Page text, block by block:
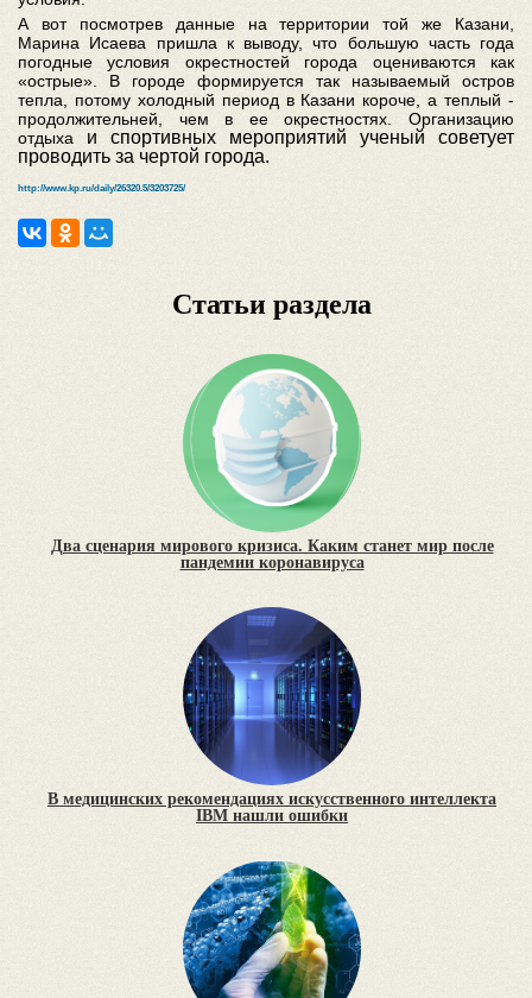
А вот посмотрев данные на территории той же Казани,
Марина Исаева пришла к выводу, что большую часть года
погодные условия окрестностей города оцениваются как
«острые». В городе формируется так называемый остров
тепла, потому холодный период в Казани короче, а теплый -
продолжительней, чем в ее окрестностях. Организацию
отдыха и спортивных мероприятий ученый советует
проводить за чертой города.
http://www.kp.ru/daily/26320.5/3203725/
Статьи раздела
Два сценария мирового кризиса. Каким станет мир после
пандемии коронавируса
В медицинских рекомендациях искусственного интеллекта
IBM нашли ошибки